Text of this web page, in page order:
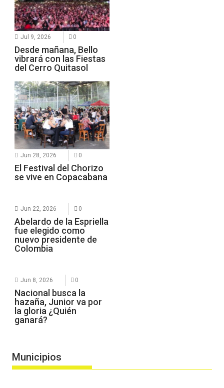
Jul 9, 2026 0
Desde mañana, Bello
vibrará con las Fiestas
del Cerro Quitasol
Jun 28, 2026 0
El Festival del Chorizo
se vive en Copacabana
Jun 22, 2026 0
Abelardo de la Espriella
fue elegido como
nuevo presidente de
Colombia
Jun 8, 2026 0
Nacional busca la
hazaña, Junior va por
la gloria ¿Quién
ganará?
Municipios